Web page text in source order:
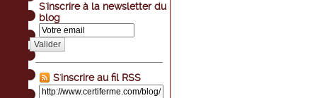
S'inscrire à la newsletter du
blog
Valider
S'inscrire au fil RSS